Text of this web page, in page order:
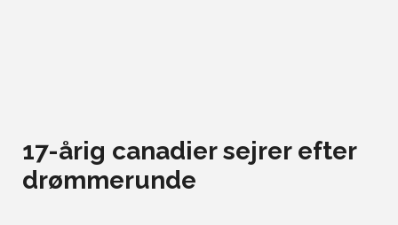
17-årig canadier sejrer efter
drømmerunde